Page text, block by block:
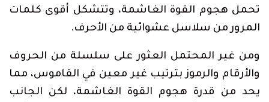
تحمل هجوم القوة الغاشمة، وتتشكل أقوى كلمات
المرور من سلاسل عشوائية من الأحرف.
ومن غير المحتمل العثور على سلسلة من الحروف
والأرقام والرموز بترتيب غير معين في القاموس، مما
يحد من قدرة هجوم القوة الغاشمة، لكن الجانب